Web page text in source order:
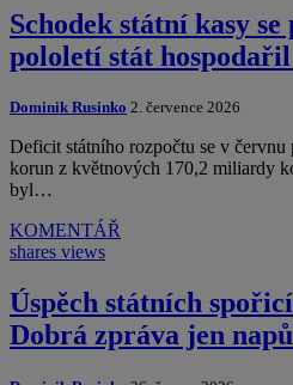
Schodek státní kasy
pololetí stát
Dominik Rusinko 2. července 2026
Deficit státního rozpočtu se v
korun z květnových 170,2 miliardy
byl…
KOMENTÁŘ
shares views
Úspěch státních
Dobrá zpráva jen